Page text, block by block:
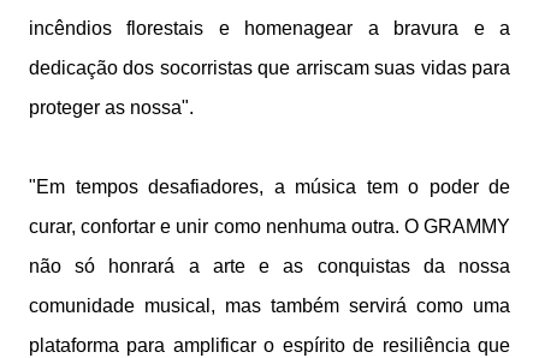
incêndios florestais e homenagear a bravura e a
dedicação dos socorristas que arriscam suas vidas para
proteger as nossa".
"Em tempos desafiadores, a música tem o poder de
curar, confortar e unir como nenhuma outra. O GRAMMY
não só honrará a arte e as conquistas da nossa
comunidade musical, mas também servirá como uma
plataforma para amplificar o espírito de resiliência que